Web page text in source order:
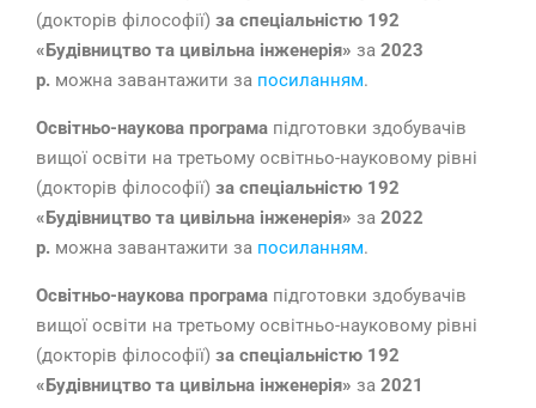
(докторів філософії) за спеціальністю 192
«Будівництво та цивільна інженерія» за 2023
р. можна завантажити за посиланням.
Освітньо-наукова програма підготовки здобувачів
вищої освіти на третьому освітньо-науковому рівні
(докторів філософії) за спеціальністю 192
«Будівництво та цивільна інженерія» за 2022
р. можна завантажити за посиланням.
Освітньо-наукова програма підготовки здобувачів
вищої освіти на третьому освітньо-науковому рівні
(докторів філософії) за спеціальністю 192
«Будівництво та цивільна інженерія» за 2021